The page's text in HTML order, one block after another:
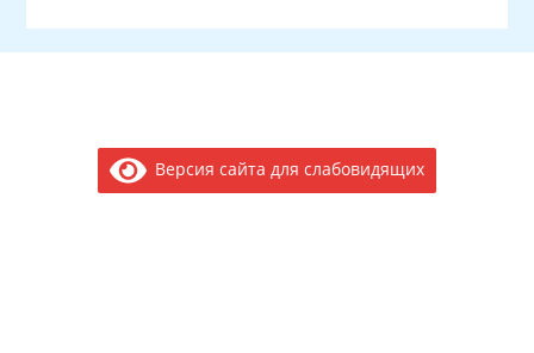
Версия сайта для слабовидящих